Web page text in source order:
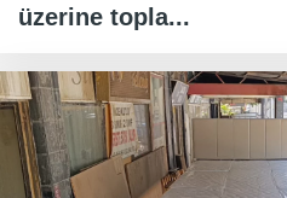
üzerine topla...